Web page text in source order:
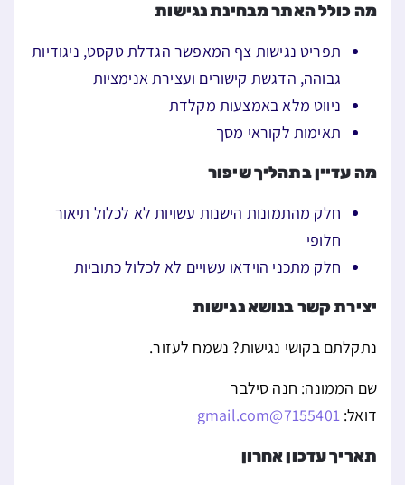
מה כולל האתר מבחינת נגישות
תפריט נגישות צף המאפשר הגדלת טקסט, ניגודיות
גבוהה, הדגשת קישורים ועצירת אנימציות
ניווט מלא באמצעות מקלדת
תאימות לקוראי מסך
מה עדיין בתהליך שיפור
חלק מהתמונות הישנות עשויות לא לכלול תיאור
חלופי
חלק מתכני הוידאו עשויים לא לכלול כתוביות
יצירת קשר בנושא נגישות
נתקלתם בקושי נגישות? נשמח לעזור.
שם הממונה: חנה סילבר
דואל:7155401@gmail.com
תאריך עדכון אחרון